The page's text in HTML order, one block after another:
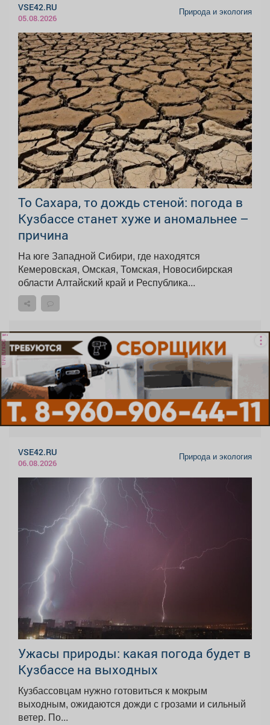
VSE42.RU
05.08.2026
Природа и экология
То Сахара, то дождь стеной: погода в
Кузбассе станет хуже и аномальнее –
причина
На юге Западной Сибири, где находятся
Кемеровская, Омская, Томская, Новосибирская
области Алтайский край и Республика...
реклама
VSE42.RU
06.08.2026
Природа и экология
Ужасы природы: какая погода будет в
Кузбассе на выходных
Кузбассовцам нужно готовиться к мокрым
выходным, ожидаются дожди с грозами и сильный
ветер. По...